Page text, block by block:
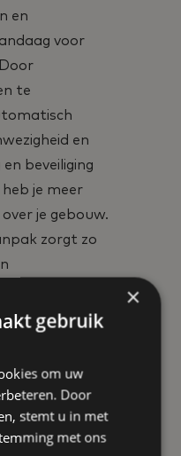
en
voor
te
en
beveiliging
je meer
je gebouw.
zorgt zo
maat
hetzelfde.
met een
×
gebruik
om uw
Door
stemt u in met
met ons